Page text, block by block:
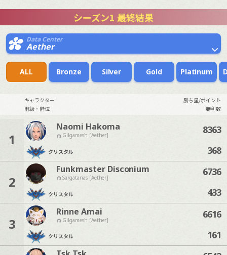
シーズン1 最終結果
Data Center
Aether
ALL Bronze Silver Gold Platinum
キャラクター
勝ち星/ポイント
階級・階位
勝利数
1
Naomi Hakoma
Gilgamesh [Aether]
クリスタル
8363
368
2
Funkmaster Disconium
Sargatanas [Aether]
クリスタル
6736
433
3
Rinne Amai
Gilgamesh [Aether]
クリスタル
6616
161